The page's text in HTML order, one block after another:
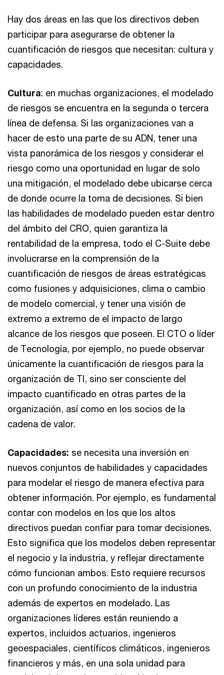
Hay dos áreas en las que los directivos deben
participar para asegurarse de obtener la
cuantificación de riesgos que necesitan: cultura y
capacidades.
Cultura: en muchas organizaciones, el modelado
de riesgos se encuentra en la segunda o tercera
línea de defensa. Si las organizaciones van a
hacer de esto una parte de su ADN, tener una
vista panorámica de los riesgos y considerar el
riesgo como una oportunidad en lugar de solo
una mitigación, el modelado debe ubicarse cerca
de donde ocurre la toma de decisiones. Si bien
las habilidades de modelado pueden estar dentro
del ámbito del CRO, quien garantiza la
rentabilidad de la empresa, todo el C-Suite debe
involucrarse en la comprensión de la
cuantificación de riesgos de áreas estratégicas
como fusiones y adquisiciones, clima o cambio
de modelo comercial, y tener una visión de
extremo a extremo de el impacto de largo
alcance de los riesgos que poseen. El CTO o líder
de Tecnología, por ejemplo, no puede observar
únicamente la cuantificación de riesgos para la
organización de TI, sino ser consciente del
impacto cuantificado en otras partes de la
organización, así como en los socios de la
cadena de valor.
Capacidades: se necesita una inversión en
nuevos conjuntos de habilidades y capacidades
para modelar el riesgo de manera efectiva para
obtener información. Por ejemplo, es fundamental
contar con modelos en los que los altos
directivos puedan confiar para tomar decisiones.
Esto significa que los modelos deben representar
el negocio y la industria, y reflejar directamente
cómo funcionan ambos. Esto requiere recursos
con un profundo conocimiento de la industria
además de expertos en modelado. Las
organizaciones líderes están reuniendo a
expertos, incluidos actuarios, ingenieros
geoespaciales, científicos climáticos, ingenieros
financieros y más, en una sola unidad para